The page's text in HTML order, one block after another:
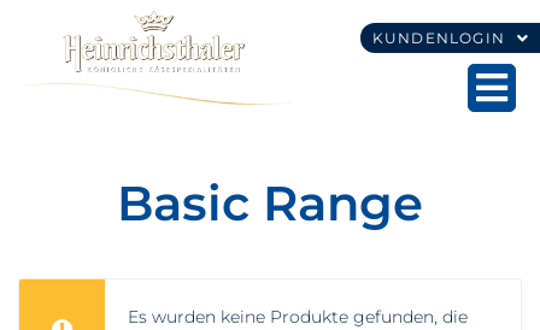
KUNDENLOGIN
Basic Range
Es wurden keine Produkte gefunden, die